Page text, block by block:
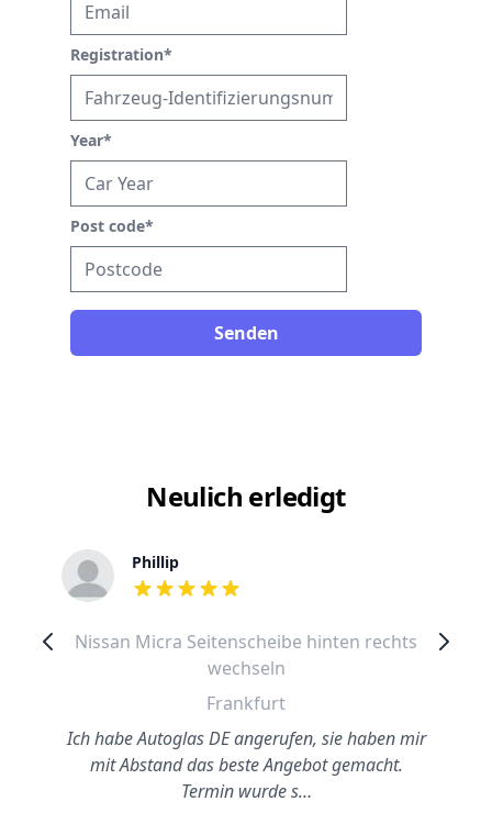
Registration*
Year*
Post code*
Senden
Neulich erledigt
Phillip
out of 5 stars
Nissan Micra Seitenscheibe hinten rechts
wechseln
Frankfurt
Ich habe Autoglas DE angerufen, sie haben mir
mit Abstand das beste Angebot gemacht.
Termin wurde s…